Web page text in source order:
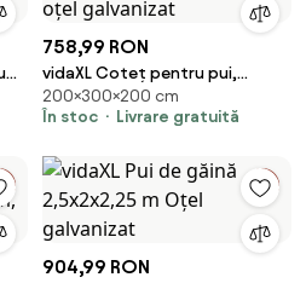
758,99 RON
vidaXL Coteț pentru pui,
argintiu și gri, 3x2x2 m, oțel
galvanizat
200×300×200 cm
În stoc
Livrare gratuită
904,99 RON